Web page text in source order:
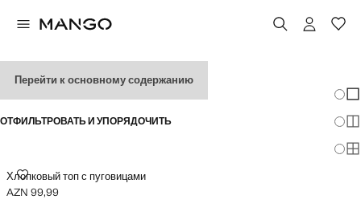
Перейти к основному содержанию
ОТФИЛЬТРОВАТЬ И УПОРЯДОЧИТЬ
Хлопковый топ с пуговицами
ХЛОПКОВЫЙ ТОП С ПУГОВИЦАМИ
Текущая цена [AZN 99,99 ]
AZN 99,99